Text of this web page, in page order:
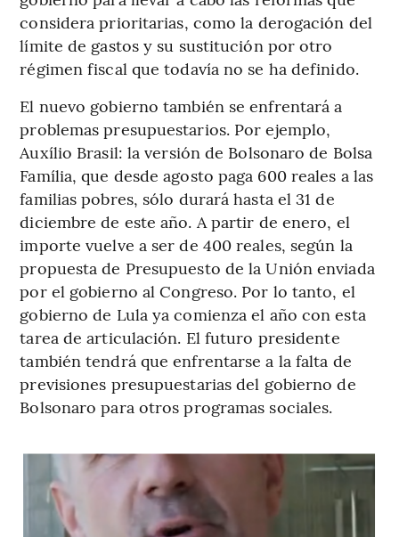
considera prioritarias, como la derogación del
límite de gastos y su sustitución por otro
régimen fiscal que todavía no se ha definido.
El nuevo gobierno también se enfrentará a
problemas presupuestarios. Por ejemplo,
Auxílio Brasil: la versión de Bolsonaro de Bolsa
Família, que desde agosto paga 600 reales a las
familias pobres, sólo durará hasta el 31 de
diciembre de este año. A partir de enero, el
importe vuelve a ser de 400 reales, según la
propuesta de Presupuesto de la Unión enviada
por el gobierno al Congreso. Por lo tanto, el
gobierno de Lula ya comienza el año con esta
tarea de articulación. El futuro presidente
también tendrá que enfrentarse a la falta de
previsiones presupuestarias del gobierno de
Bolsonaro para otros programas sociales.